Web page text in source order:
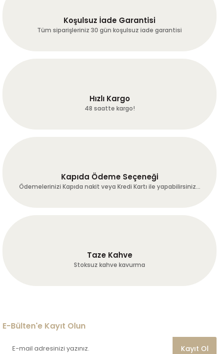
Koşulsuz İade Garantisi
Tüm siparişleriniz 30 gün koşulsuz iade garantisi
Hızlı Kargo
48 saatte kargo!
Kapıda Ödeme Seçeneği
Ödemelerinizi Kapıda nakit veya Kredi Kartı ile yapabilirsiniz...
Taze Kahve
Stoksuz kahve kavurma
E-Bülten'e Kayıt Olun
Kayıt Ol